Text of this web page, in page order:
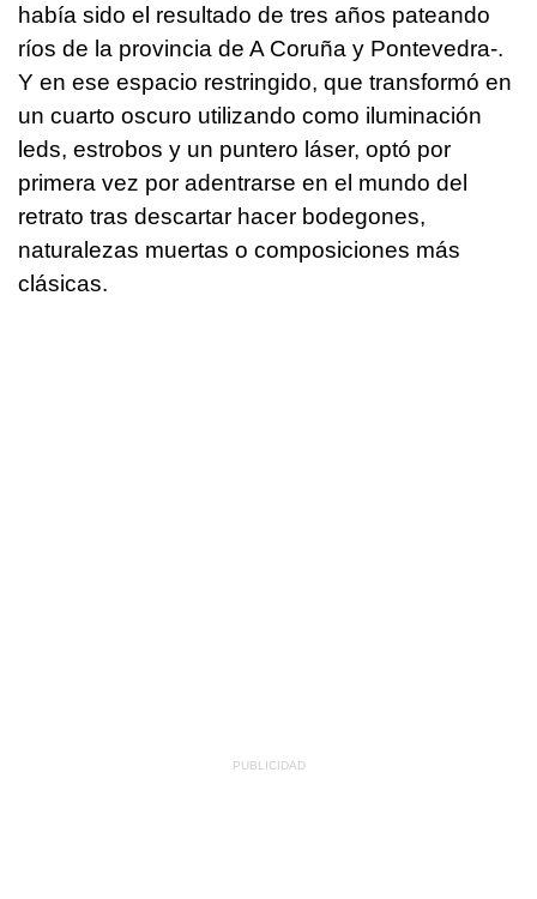
había sido el resultado de tres años pateando
ríos de la provincia de A Coruña y Pontevedra-.
Y en ese espacio restringido, que transformó en
un cuarto oscuro utilizando como iluminación
leds, estrobos y un puntero láser, optó por
primera vez por adentrarse en el mundo del
retrato tras descartar hacer bodegones,
naturalezas muertas o composiciones más
clásicas.